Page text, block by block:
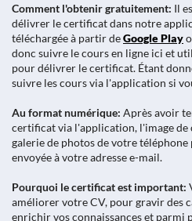
Comment l'obtenir gratuitement: Il
délivrer le certificat dans notre
téléchargée à partir deGoogle Play
donc suivre le cours en ligne ici et
pour délivrer le certificat. Étant
suivre les cours via l'application si
Au format numérique: Après avoir
certificat via l'application, l'image de
galerie de photos de votre
envoyée à votre adresse e-mail.
Pourquoi le certificat est important:
améliorer votre CV, pour gravir des
enrichir vos connaissances et parmi